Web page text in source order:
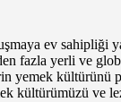
ev sahipliği
fazla yerli ve
kültürünü
kültürümüzü ve